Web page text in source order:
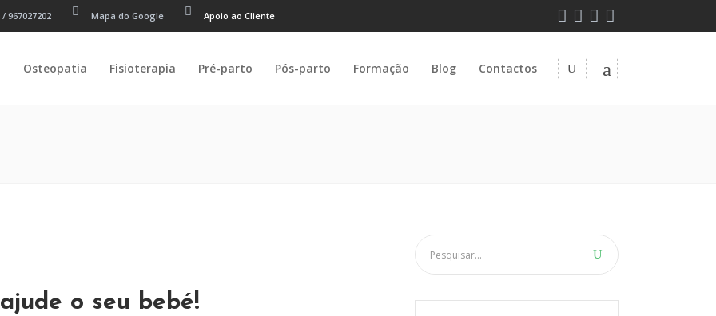
/ 967027202 Mapa do Google Apoio ao Cliente
Osteopatia Fisioterapia Pré-parto Pós-parto Formação Blog Contactos
o seu bebé!